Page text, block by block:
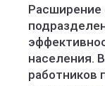
Расширение
населения.
работников